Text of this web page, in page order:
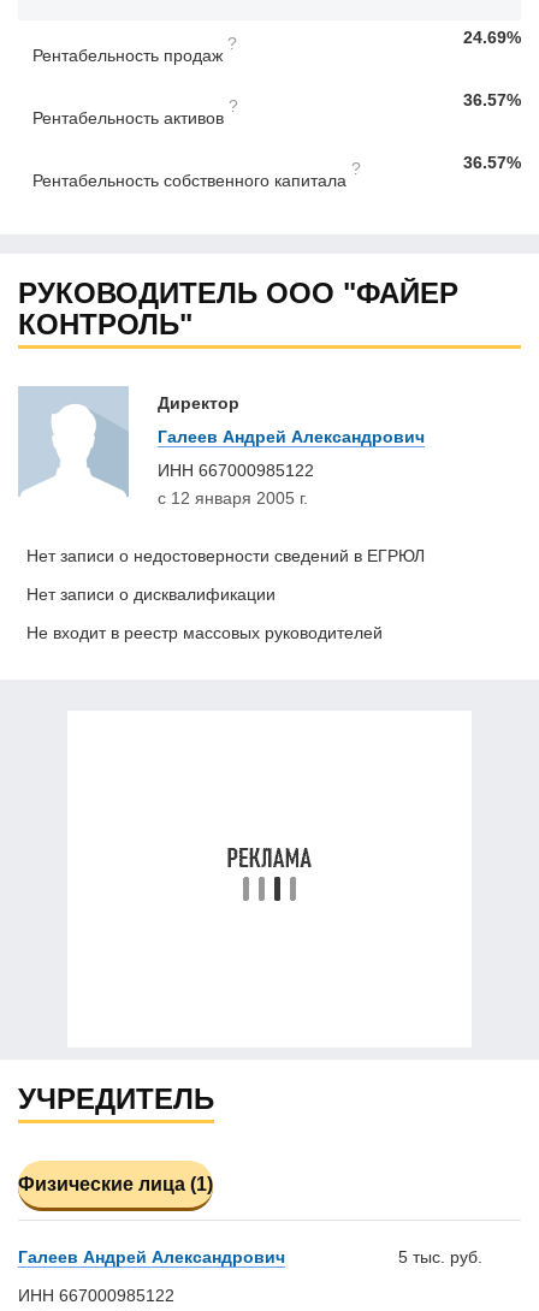
Рентабельность продаж
? 24.69%
Рентабельность активов
? 36.57%
Рентабельность собственного капитала
? 36.57%
РУКОВОДИТЕЛЬ ООО "ФАЙЕР
КОНТРОЛЬ"
Директор
Галеев Андрей Александрович
ИНН 667000985122
с 12 января 2005 г.
Нет записи о недостоверности сведений в ЕГРЮЛ
Нет записи о дисквалификации
Не входит в реестр массовых руководителей
УЧРЕДИТЕЛЬ
Физические лица (1)
Галеев Андрей Александрович
ИНН 667000985122
5 тыс. руб.